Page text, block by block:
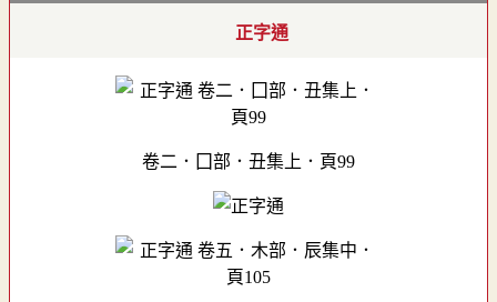
正字通
卷二．囗部．丑集上．頁99